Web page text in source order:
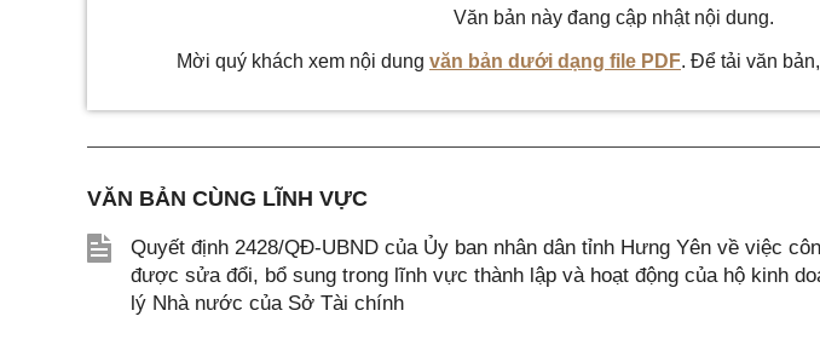
Văn bản này đang cập nhật nội dung.
Mời quý khách xem nội dung văn bản dưới dạng file PDF. Để tải văn
VĂN BẢN CÙNG LĨNH VỰC
Quyết định 2428/QĐ-UBND của Ủy ban nhân dân tỉnh Hưng Yên về việc
được sửa đổi, bổ sung trong lĩnh vực thành lập và hoạt động của hộ kinh
lý Nhà nước của Sở Tài chính